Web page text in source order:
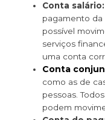
Conta salário:
pagamento da
possível
serviços
uma conta
Conta
como as de
pessoas.
podem